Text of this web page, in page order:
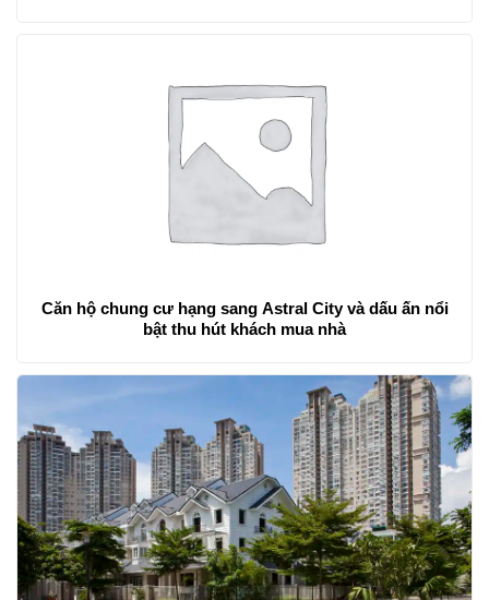
Căn hộ chung cư hạng sang Astral City và dấu ấn nổi
bật thu hút khách mua nhà